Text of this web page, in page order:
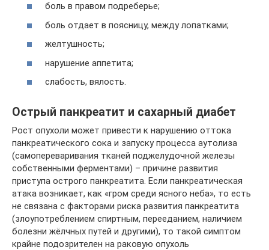
боль в правом подреберье;
боль отдает в поясницу, между лопатками;
желтушность;
нарушение аппетита;
слабость, вялость.
Острый панкреатит и сахарный диабет
Рост опухоли может привести к нарушению оттока
панкреатического сока и запуску процесса аутолиза
(самопереваривания тканей поджелудочной железы
собственными ферментами) – причине развития
приступа острого панкреатита. Если панкреатическая
атака возникает, как «гром среди ясного неба», то есть
не связана с факторами риска развития панкреатита
(злоупотреблением спиртным, перееданием, наличием
болезни жёлчных путей и другими), то такой симптом
крайне подозрителен на раковую опухоль